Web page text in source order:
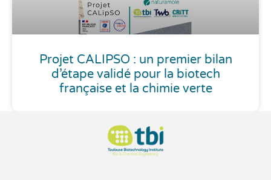
Projet CALIPSO : un premier bilan
d’étape validé pour la biotech
française et la chimie verte